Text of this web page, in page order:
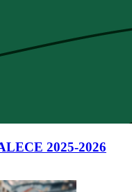
2025-2026